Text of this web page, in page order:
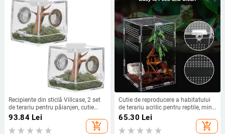
Recipiente din sticlă Villcase, 2 set
de terariu pentru păianjen, cutie
acrilice de reproducere a reptilelor,
93.84Lei
add_shopping_cart
Cutie de reproducere a habitatului
de terariu acrilic pentru reptile, mini
cușcă transparentă pentru reptile
cu capac, incintă nano arboreală
pentru tarantule
65.30 Lei
add_shopping_cart